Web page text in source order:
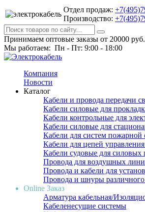
Отдел продаж:
Производство:
Принимаем оптовые заказы от 20000 руб.
Мы работаем: Пн - Пт: 9:00 - 18:00
Компания
Новости
Каталог
Кабели и провода передачи
Кабели силовые для
Кабели контрольные для
Кабели силовые для
Кабели для систем пожарной
Кабели для цепей
Кабели судовые для силовых
Провода для воздушных
Провода и кабели для
Провода и шнуры различного
Online Заказ
Арматура кабельная/
Кабеленесущие системы